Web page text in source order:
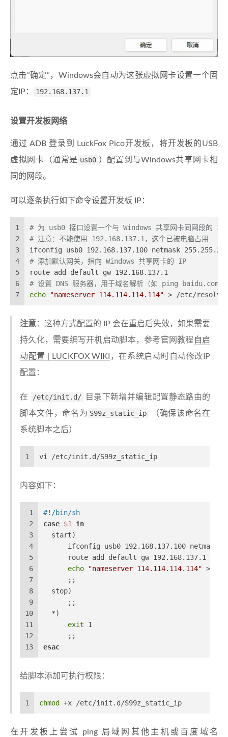
点击“确定”，Windows会自动为这张虚拟网卡设置一个固
定IP：
192.168.137.1
设置开发板网络
通过 ADB 登录到 LuckFox Pico开发板，将开发板的USB
虚拟网卡（通常是 usb0 ）配置到与Windows共享网卡相
同的网段。
可以逐条执行如下命令设置开发板 IP：
1
2
3
4
5
6
7
# 为 usb0 接口设置一个与 Windows 共享网卡同网段的 IP
# 注意：不能使用 192.168.137.1，这个已被电脑占用
ifconfig usb0 192.168.137.100 netmask
# 添加默认网关，指向 Windows 共享网卡的 IP
route add default gw 192.168.137.1
# 设置 DNS 服务器，用于域名解析（如 ping baidu.com）
echo
"nameserver 114.114.114.114" > /etc/
注意：这种方式配置的 IP 会在重启后失效，如果需要
持久化，需要编写开机启动脚本，参考官网教程 自启
动配置 | LUCKFOX WIKI ，在系统启动时自动修改IP
配置：
在 /etc/init.d/
目录下新增并编辑配置静态路由的
脚本文件，命名为 S99z_static_ip
（确保该命名在
系统脚本之后）
1 vi /etc/init.d/S99z_static_ip
内容如下：
1
2
3
4
5
6
7
8
9
10
11
12
13
#!/bin/sh
case $1
in
  start)
ifconfig usb0 192.168.137.100 netmask
      route add default gw 192.168.137.1
echo
"nameserver 114.114.114.114" > /
      ;;
  stop)
      ;;
  *)
exit 1
      ;;
esac
给脚本添加可执行权限：
1 chmod +x /etc/init.d/S99z_static_ip
在开发板上尝试 ping 局域网其他主机或百度域名